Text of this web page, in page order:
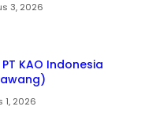
3, 2026
KAO Indonesia
1, 2026